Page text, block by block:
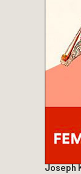
Joseph